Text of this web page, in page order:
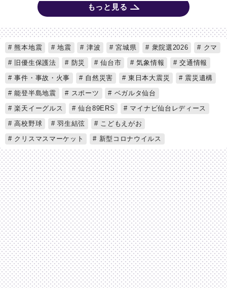
もっと見る
熊本地震 地震 津波 宮城県 衆院選2026
クマ
旧優生保護法
防災 仙台市 気象情報
交通情報
事件・事故・火事
自然災害 東日本大震災
震災遺構
能登半島地震
スポーツ
ベガルタ仙台
楽天イーグルス
仙台89ERS
マイナビ仙台レディース
高校野球
羽生結弦
こどもえがお
クリスマスマーケット
新型コロナウイルス